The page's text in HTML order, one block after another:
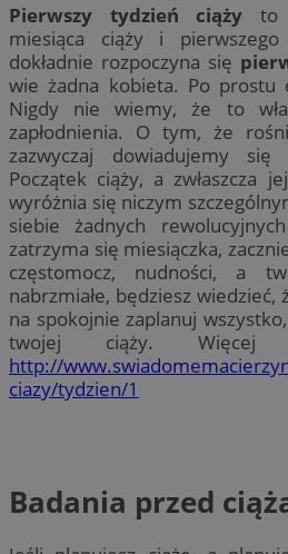
Pierwszy tydzień ciąży to
miesiąca ciąży i
dokładnie rozpoczyna się
wie żadna kobieta. Po prostu
Nigdy nie wiemy, że to
zapłodnienia. O tym, że
zazwyczaj dowiadujemy
Początek ciąży, a zwłaszcza
wyróżnia się niczym
siebie żadnych
zatrzyma się miesiączka,
częstomocz, nudności, a
nabrzmiałe, będziesz
na spokojnie zaplanuj
twojej ciąży. Więcej
http://
ciazy/tydzien/1
Badania przed